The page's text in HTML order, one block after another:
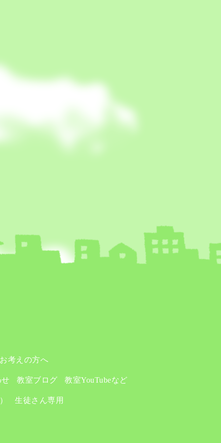
考えの方へ
教室ブログ 教室YouTubeなど
生徒さん専用